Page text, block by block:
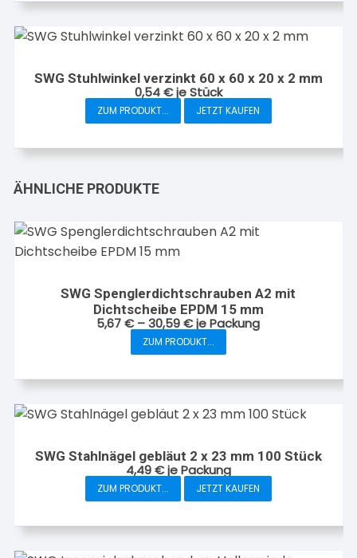
SWG Stuhlwinkel verzinkt 60 x 60 x 20 x 2 mm
0,54€je Stück
ZUM PRODUKT... JETZT KAUFEN
ÄHNLICHE PRODUKTE
SWG Spenglerdichtschrauben A2 mit
Dichtscheibe EPDM 15 mm
5,67€–30,59€je Packung
ZUM PRODUKT...
Produkt
weist
Varianten
Die
Optionen
können
der
SWG Stahlnägel gebläut 2 x 23 mm 100 Stück
4,49€je Packung
ZUM PRODUKT... JETZT KAUFEN